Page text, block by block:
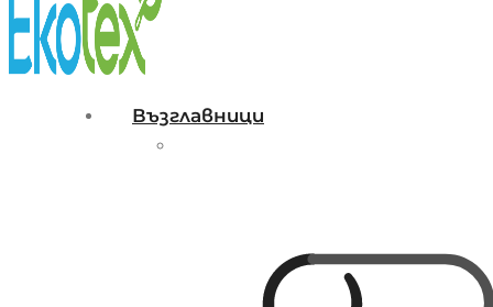
Възглавници